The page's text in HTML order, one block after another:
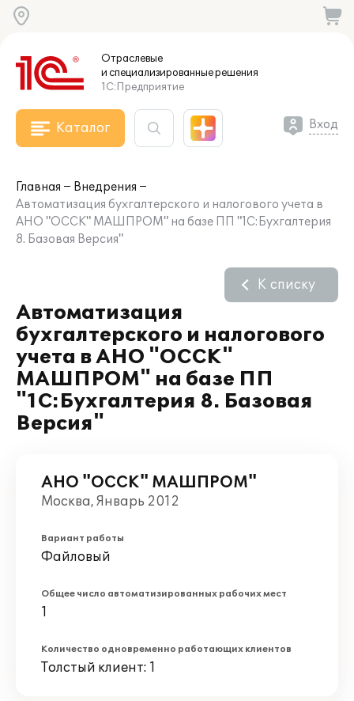
Отраслевые
и специализированныерешения
1С:Предприятие
Каталог Вход
Главная
Внедрения
Автоматизация бухгалтерского и налогового учета в
АНО "ОССК" МАШПРОМ" на базе ПП "1С:Бухгалтерия
8. Базовая Версия"
Автоматизация
бухгалтерского и налогового
учета в АНО "ОССК"
МАШПРОМ" на базе ПП
"1С:Бухгалтерия 8. Базовая
Версия"
К списку
АНО "ОССК" МАШПРОМ"
Москва, Январь 2012
Вариант работы
Файловый
Общее число автоматизированных рабочих мест
1
Количество одновременно работающих клиентов
Толстый клиент: 1